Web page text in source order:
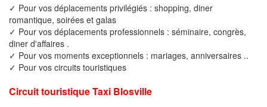
✓ Pour vos déplacements privilégiés : shopping, diner
romantique, soirées et galas
✓ Pour vos déplacements professionnels : séminaire, congrès,
diner d'affaires .
✓ Pour vos moments exceptionnels : mariages, anniversaires ..
✓ Pour vos circuits touristiques
Circuit touristique Taxi Blosville